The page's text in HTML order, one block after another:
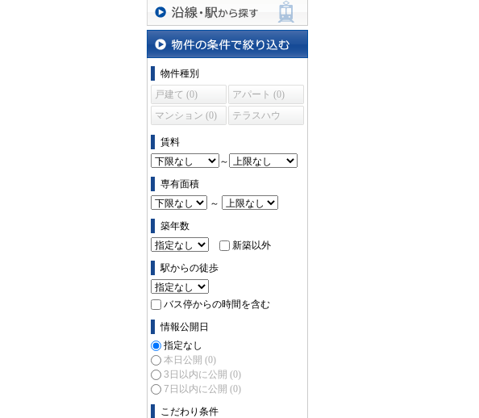
沿線・駅から探す
物件の条件で絞り込む
物件種別
戸建て (0)
アパート (0)
マンション (0)
テラスハウ
賃料
～
専有面積
～
築年数
新築以外
駅からの徒歩
バス停からの時間を含む
情報公開日
指定なし
本日公開 (0)
3日以内に公開 (0)
7日以内に公開 (0)
こだわり条件